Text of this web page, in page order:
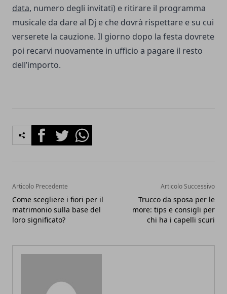
data, numero degli invitati) e ritirare il programma
musicale da dare al Dj e che dovrà rispettare e su cui
verserete la cauzione. Il giorno dopo la festa dovrete
poi recarvi nuovamente in ufficio a pagare il resto
dell’importo.
FacebookTwitterWhatsapp
Articolo Precedente
Come scegliere i fiori per il
matrimonio sulla base del
loro significato?
Articolo Successivo
Trucco da sposa per le
more: tips e consigli per
chi ha i capelli scuri